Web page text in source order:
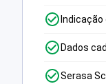
Dados
Serasa